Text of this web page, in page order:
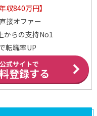
収840万円】
接オファー
からの支持No1
転職率UP
公式サイトで
登録する